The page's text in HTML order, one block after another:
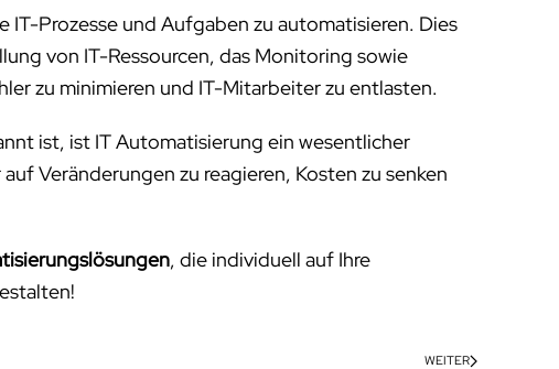
Prozesse und Aufgaben zu automatisieren. Dies
von IT-Ressourcen, das Monitoring sowie
zu minimieren und IT-Mitarbeiter zu entlasten.
ist, ist IT Automatisierung ein wesentlicher
Veränderungen zu reagieren, Kosten zu senken
, die individuell auf Ihre
WEITER